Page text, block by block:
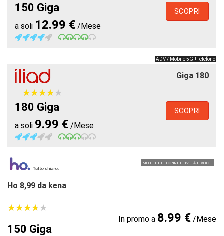
150 Giga
a soli 12.99 € /Mese
SCOPRI
ADV / Mobile 5G +Telefono
Giga 180
★★★★★
★★★★★
180 Giga
a soli 9.99 € /Mese
SCOPRI
MOBILE LTE CONNETTIVITÀ E VOCE
Ho 8,99 da kena
★★★★★
★★★★★
150 Giga
In promo a 8.99 €/Mese